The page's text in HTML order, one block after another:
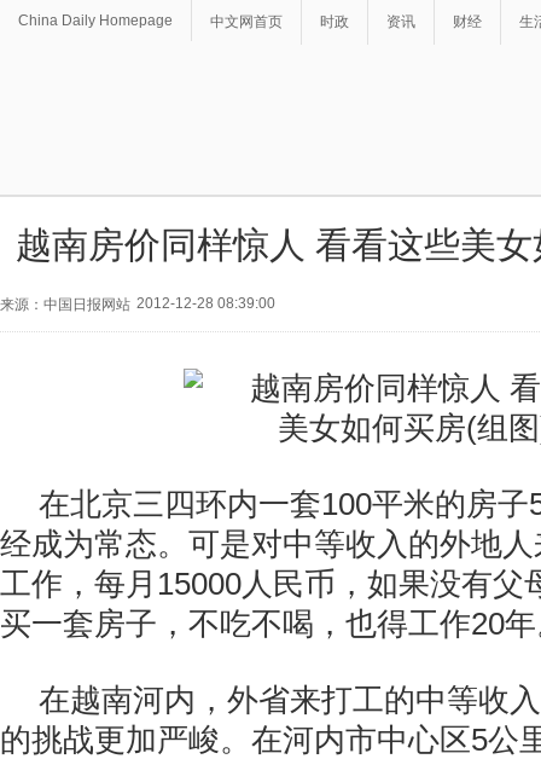
China Daily Homepage 中文网首页 时政 资讯 财经 生
越南房价同样惊人 看看这些美
来源：中国日报网站 2012-12-28 08:39:00
在北京三四环内一套100平米的房子
经成为常态。可是对中等收入的外地
工作，每月15000人民币，如果没有父
买一套房子，不吃不喝，也得工作20
在越南河内，外省来打工的中等收
的挑战更加严峻。在河内市中心区5公